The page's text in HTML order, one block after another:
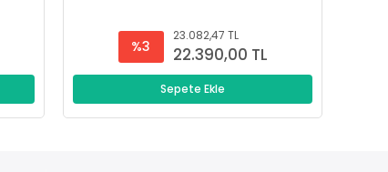
%3
23.082,47 TL
22.390,00 TL
Sepete Ekle